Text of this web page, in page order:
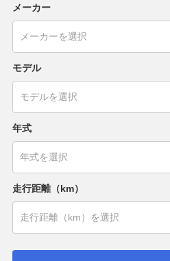
メーカー
モデル
年式
走行距離（km）